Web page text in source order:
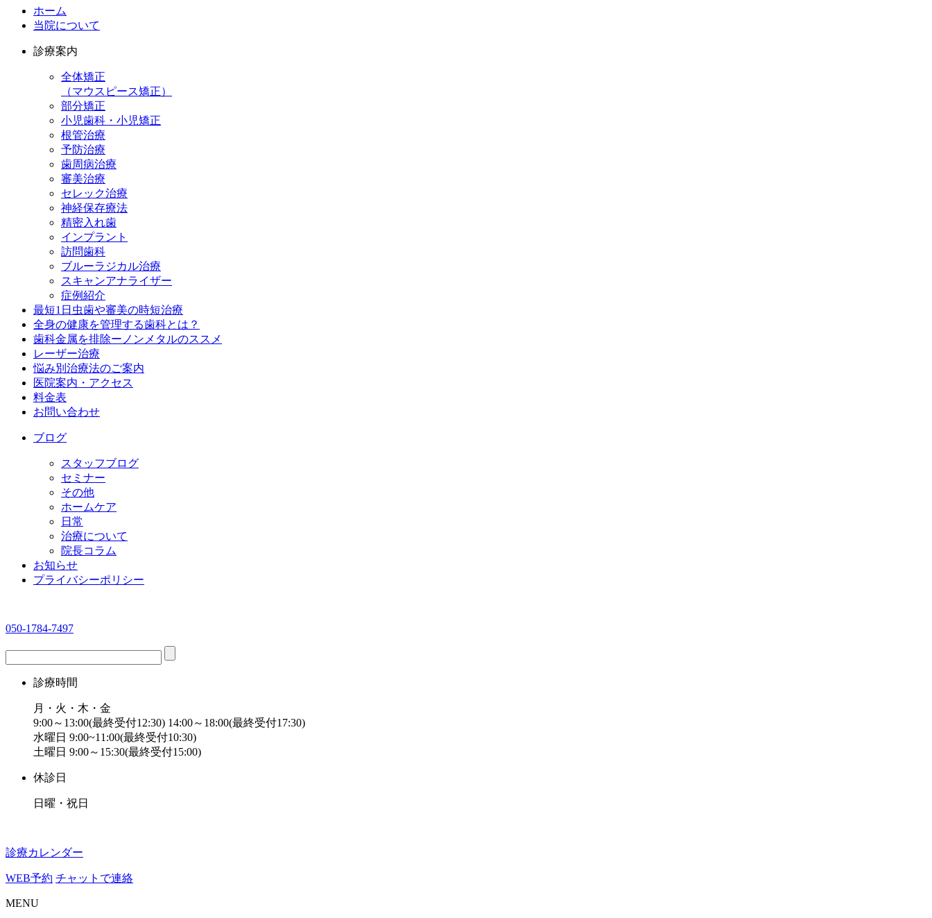
ホーム
当院について
診療案内
全体矯正
（マウスピース矯正）
部分矯正
小児歯科・小児矯正
根管治療
予防治療
歯周病治療
審美治療
セレック治療
神経保存療法
精密入れ歯
インプラント
訪問歯科
ブルーラジカル治療
スキャンアナライザー
症例紹介
最短1日虫歯や審美の時短治療
全身の健康を管理する歯科とは？
歯科金属を排除ーノンメタルのススメ
レーザー治療
悩み別治療法のご案内
医院案内・アクセス
料金表
お問い合わせ
ブログ
スタッフブログ
セミナー
その他
ホームケア
日常
治療について
院長コラム
お知らせ
プライバシーポリシー
050-1784-7497
診療時間
月・火・木・金
9:00～13:00(最終受付12:30) 14:00～18:00(最終受付17:30)
水曜日 9:00~11:00(最終受付10:30)
土曜日 9:00～15:30(最終受付15:00)
休診日
日曜・祝日
診療カレンダー
WEB予約 チャットで連絡
MENU